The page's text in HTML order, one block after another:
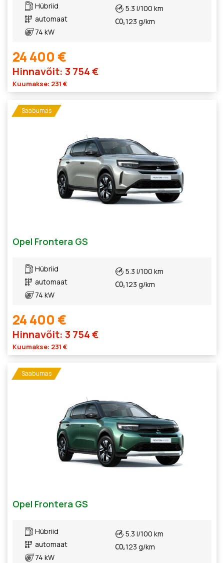
Hübriid
automaat
74 kW
5.3 l/100 km
123 g/km
24 400 €
Hinnavõit: 3 754 €
Kuumakse: 231 €
Saabumas
Opel Frontera GS
Hübriid
automaat
74 kW
5.3 l/100 km
123 g/km
24 400 €
Hinnavõit: 3 754 €
Kuumakse: 231 €
Saabumas
Opel Frontera GS
Hübriid
automaat
74 kW
5.3 l/100 km
123 g/km